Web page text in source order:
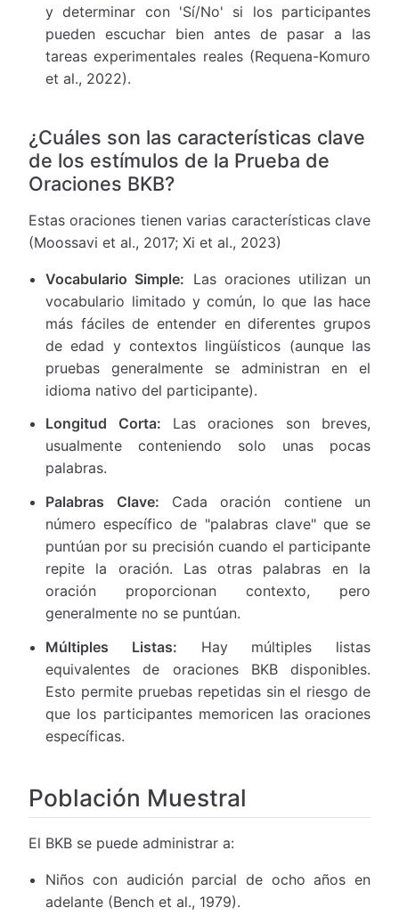
y determinar con 'Sí/No' si los participantes
pueden escuchar bien antes de pasar a las
tareas experimentales reales (Requena-Komuro
et al., 2022).
¿Cuáles son las características clave
de los estímulos de la Prueba de
Oraciones BKB?
Estas oraciones tienen varias características clave
(Moossavi et al., 2017; Xi et al., 2023)
Vocabulario Simple: Las oraciones utilizan un
vocabulario limitado y común, lo que las hace
más fáciles de entender en diferentes grupos
de edad y contextos lingüísticos (aunque las
pruebas generalmente se administran en el
idioma nativo del participante).
Longitud Corta: Las oraciones son breves,
usualmente conteniendo solo unas pocas
palabras.
Palabras Clave: Cada oración contiene un
número específico de "palabras clave" que se
puntúan por su precisión cuando el participante
repite la oración. Las otras palabras en la
oración proporcionan contexto, pero
generalmente no se puntúan.
Múltiples Listas: Hay múltiples listas
equivalentes de oraciones BKB disponibles.
Esto permite pruebas repetidas sin el riesgo de
que los participantes memoricen las oraciones
específicas.
Población Muestral
El BKB se puede administrar a:
Niños con audición parcial de ocho años en
adelante (Bench et al., 1979).